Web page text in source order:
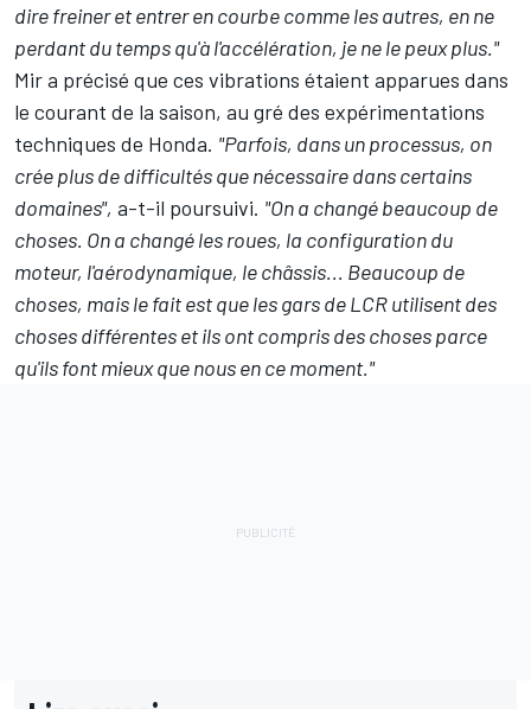
dire freiner et entrer en courbe comme les autres, en ne
perdant du temps qu'à l'accélération, je ne le peux plus."
Mir a précisé que ces vibrations étaient apparues dans
le courant de la saison, au gré des expérimentations
techniques de Honda. "Parfois, dans un processus, on
crée plus de difficultés que nécessaire dans certains
domaines", a-t-il poursuivi. "On a changé beaucoup de
choses. On a changé les roues, la configuration du
moteur, l'aérodynamique, le châssis... Beaucoup de
choses, mais le fait est que les gars de LCR utilisent des
choses différentes et ils ont compris des choses parce
qu'ils font mieux que nous en ce moment."